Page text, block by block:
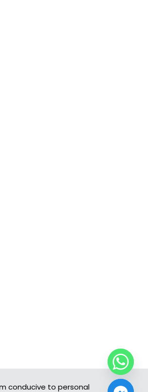
conducive to personal